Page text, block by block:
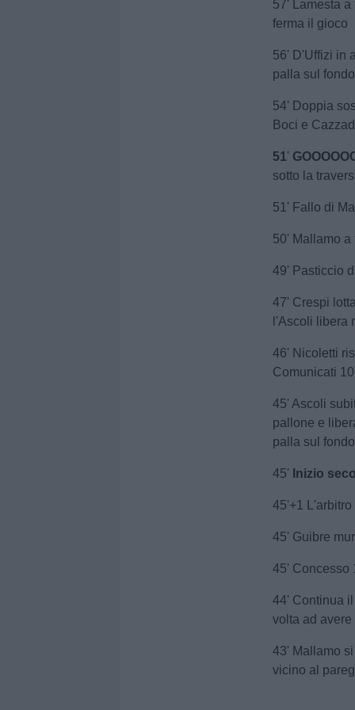
57' Lamesta
ferma il gioco
56' D'Uffizi in
palla sul fondo
54' Doppia
Boci e
51'
sotto la
51' Fallo di
50' Mallamo
49' Pasticcio
47' Crespi
l'Ascoli libera
46' Nicoletti
Comunicati
45' Ascoli
pallone e
palla sul fondo
45' Inizio
45'+1
45' Guibre
45' Concesso
44' Continua
volta ad
43' Mallamo
vicino al